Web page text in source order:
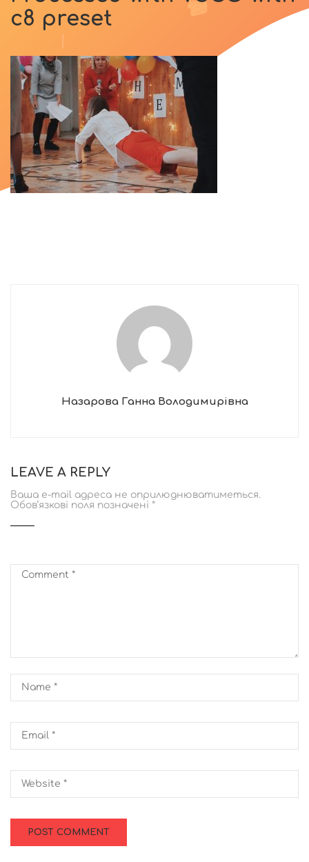
c8 preset
Назарова Ганна Володимирівна
LEAVE A REPLY
Ваша e-mail адреса не оприлюднюватиметься.
Обов’язкові поля позначені *